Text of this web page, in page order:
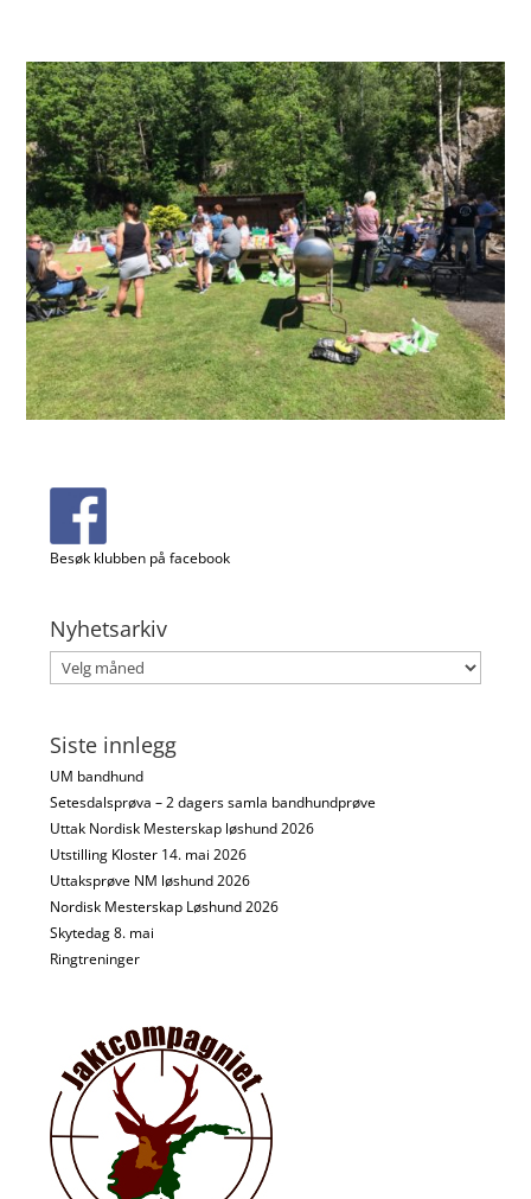
Besøk klubben på facebook
Nyhetsarkiv
Nyhetsarkiv
Siste innlegg
UM bandhund
Setesdalsprøva – 2 dagers samla bandhundprøve
Uttak Nordisk Mesterskap løshund 2026
Utstilling Kloster 14. mai 2026
Uttaksprøve NM løshund 2026
Nordisk Mesterskap Løshund 2026
Skytedag 8. mai
Ringtreninger